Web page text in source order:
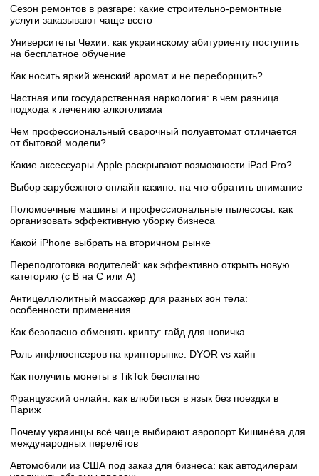
Сезон ремонтов в разгаре: какие строительно-ремонтные
услуги заказывают чаще всего
Университеты Чехии: как украинскому абитуриенту поступить
на бесплатное обучение
Как носить яркий женский аромат и не переборщить?
Частная или государственная наркология: в чем разница
подхода к лечению алкоголизма
Чем профессиональный сварочный полуавтомат отличается
от бытовой модели?
Какие аксессуары Apple раскрывают возможности iPad Pro?
Выбор зарубежного онлайн казино: на что обратить внимание
Поломоечные машины и профессиональные пылесосы: как
организовать эффективную уборку бизнеса
Какой iPhone выбрать на вторичном рынке
Переподготовка водителей: как эффективно открыть новую
категорию (с B на C или А)
Антицеллюлитный массажер для разных зон тела:
особенности применения
Как безопасно обменять крипту: гайд для новичка
Роль инфлюенсеров на крипторынке: DYOR vs хайп
Как получить монеты в TikTok бесплатно
Французский онлайн: как влюбиться в язык без поездки в
Париж
Почему украинцы всё чаще выбирают аэропорт Кишинёва для
международных перелётов
Автомобили из США под заказ для бизнеса: как автодилерам